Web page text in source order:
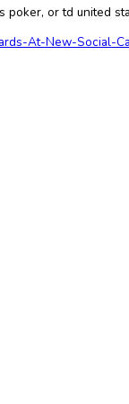
mit
BPA-
gereinigtes
bei,
für einen